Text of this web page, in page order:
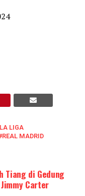
LIGA
REAL MADRID
Tiang di Gedung
Carter